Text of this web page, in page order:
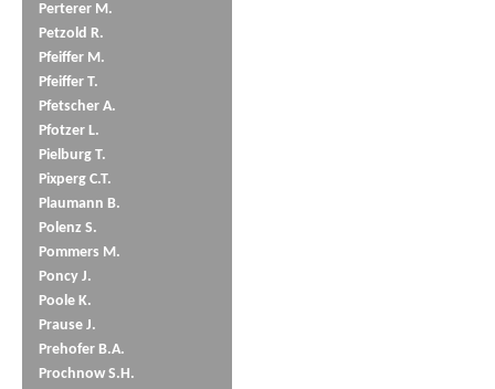
Perterer M.
Petzold R.
Pfeiffer M.
Pfeiffer T.
Pfetscher A.
Pfotzer L.
Pielburg T.
Pixperg C.T.
Plaumann B.
Polenz S.
Pommers M.
Poncy J.
Poole K.
Prause J.
Prehofer B.A.
Prochnow S.H.